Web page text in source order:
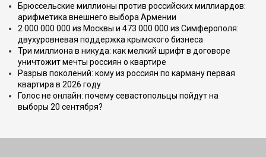
Брюссельские миллионы против российских миллиардов:
арифметика внешнего выбора Армении
2 000 000 000 из Москвы и 473 000 000 из Симферополя:
двухуровневая поддержка крымского бизнеса
Три миллиона в никуда: как мелкий шрифт в договоре
уничтожит мечты россиян о квартире
Разрыв поколений: кому из россиян по карману первая
квартира в 2026 году
Голос не онлайн: почему севастопольцы пойдут на
выборы 20 сентября?